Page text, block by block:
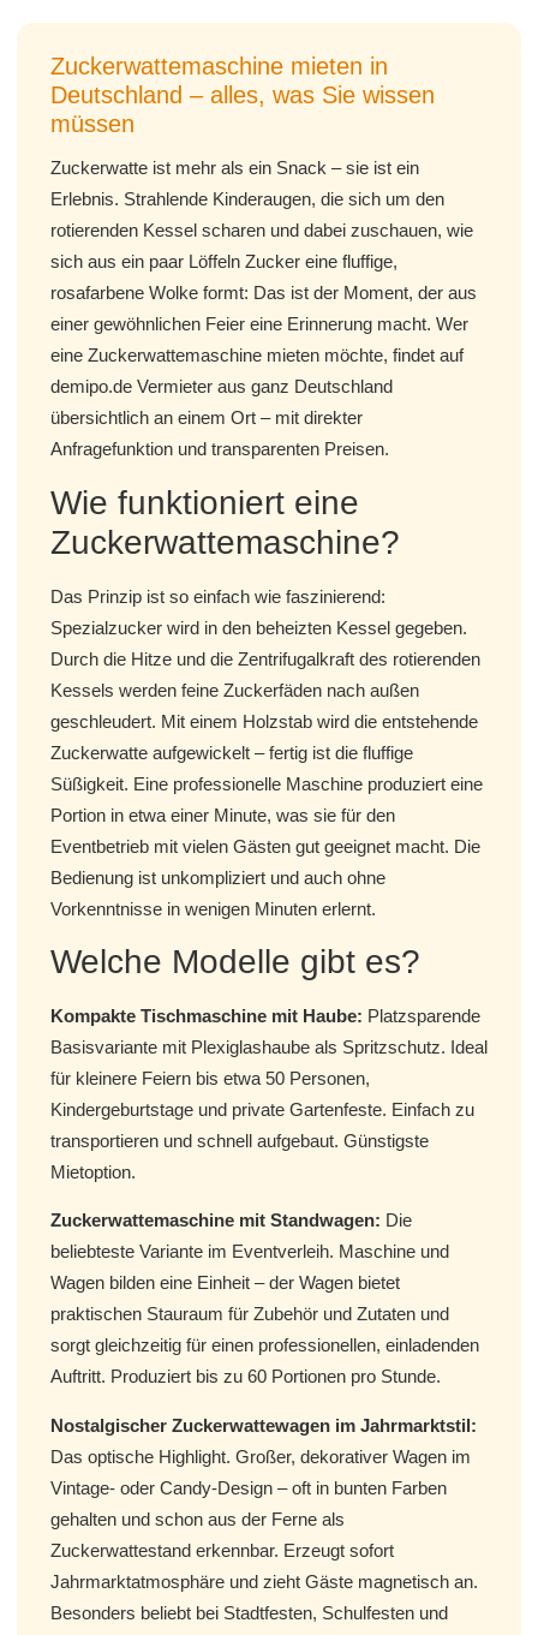
Zuckerwattemaschine mieten in
Deutschland – alles, was Sie wissen
müssen
Zuckerwatte ist mehr als ein Snack – sie ist ein
Erlebnis. Strahlende Kinderaugen, die sich um den
rotierenden Kessel scharen und dabei zuschauen, wie
sich aus ein paar Löffeln Zucker eine fluffige,
rosafarbene Wolke formt: Das ist der Moment, der aus
einer gewöhnlichen Feier eine Erinnerung macht. Wer
eine Zuckerwattemaschine mieten möchte, findet auf
demipo.de Vermieter aus ganz Deutschland
übersichtlich an einem Ort – mit direkter
Anfragefunktion und transparenten Preisen.
Wie funktioniert eine
Zuckerwattemaschine?
Das Prinzip ist so einfach wie faszinierend:
Spezialzucker wird in den beheizten Kessel gegeben.
Durch die Hitze und die Zentrifugalkraft des rotierenden
Kessels werden feine Zuckerfäden nach außen
geschleudert. Mit einem Holzstab wird die entstehende
Zuckerwatte aufgewickelt – fertig ist die fluffige
Süßigkeit. Eine professionelle Maschine produziert eine
Portion in etwa einer Minute, was sie für den
Eventbetrieb mit vielen Gästen gut geeignet macht. Die
Bedienung ist unkompliziert und auch ohne
Vorkenntnisse in wenigen Minuten erlernt.
Welche Modelle gibt es?
Kompakte Tischmaschine mit Haube: Platzsparende
Basisvariante mit Plexiglashaube als Spritzschutz. Ideal
für kleinere Feiern bis etwa 50 Personen,
Kindergeburtstage und private Gartenfeste. Einfach zu
transportieren und schnell aufgebaut. Günstigste
Mietoption.
Zuckerwattemaschine mit Standwagen: Die
beliebteste Variante im Eventverleih. Maschine und
Wagen bilden eine Einheit – der Wagen bietet
praktischen Stauraum für Zubehör und Zutaten und
sorgt gleichzeitig für einen professionellen, einladenden
Auftritt. Produziert bis zu 60 Portionen pro Stunde.
Nostalgischer Zuckerwattewagen im Jahrmarktstil:
Das optische Highlight. Großer, dekorativer Wagen im
Vintage- oder Candy-Design – oft in bunten Farben
gehalten und schon aus der Ferne als
Zuckerwattestand erkennbar. Erzeugt sofort
Jahrmarktatmosphäre und zieht Gäste magnetisch an.
Besonders beliebt bei Stadtfesten, Schulfesten und